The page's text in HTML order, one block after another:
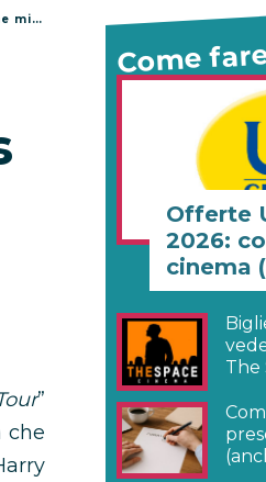
”
che
Come
Offerte
2026:
cinema
The